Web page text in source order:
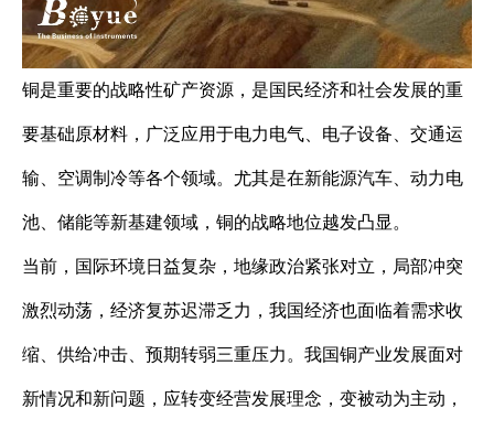
铜是重要的战略性矿产资源，是国民经济和社会发展的重
要基础原材料，广泛应用于电力电气、电子设备、交通运
输、空调制冷等各个领域。尤其是在新能源汽车、动力电
池、储能等新基建领域，铜的战略地位越发凸显。
当前，国际环境日益复杂，地缘政治紧张对立，局部冲突
激烈动荡，经济复苏迟滞乏力，我国经济也面临着需求收
缩、供给冲击、预期转弱三重压力。我国铜产业发展面对
新情况和新问题，应转变经营发展理念，变被动为主动，